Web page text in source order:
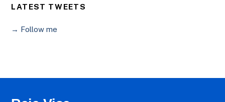
LATEST TWEETS
→ Follow me